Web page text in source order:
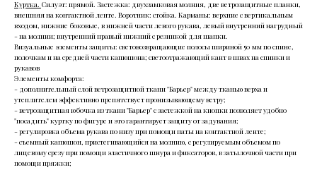
Куртка. Силуэт: прямой. Застежка: двухзамковая молния, две ветрозащитные планки,
внешняя на контактной ленте. Воротник: стойка. Карманы: верхние с вертикальным
входом, нижние боковые, в нижней части левого рукава, левый внутренний нагрудный
- на молнии; внутренний правый нижний с резинкой для шапки.
Визуальные элементы защиты: световозвращающие полосы шириной 50 мм по спине,
полочкам и на средней части капюшона; светоотражающий кант в швах на спинки и
рукавов
Элементы комфорта:
- дополнительный слой ветрозащитной ткани "Барьер" между тканью верха и
утеплителем эффективно препятствует пронизывающему ветру;
- ветрозащитная юбочка из ткани "Барьер" с застежкой на кнопки позволяет удобно
"посадить" куртку по фигуре и это гарантирует защиту от задувания;
- регулировка объема рукава по низу при помощи паты на контактной ленте;
- съемный капюшон, пристегивающийся на молнию, с регулируемым объемом по
лицевому срезу при помощи эластичного шнура и фиксаторов, в затылочной части при
помощи пряжки;